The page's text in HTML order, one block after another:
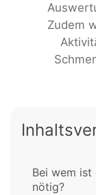
Zudem
Bei wem ist
nötig?